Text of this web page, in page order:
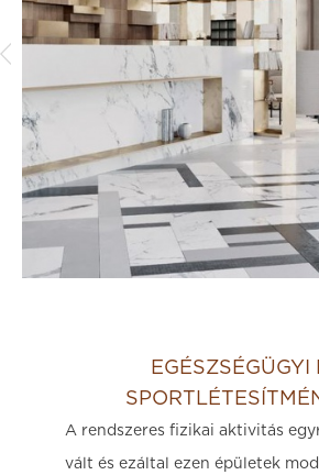
EGÉSZSÉGÜGYI
A rendszeres fizikai aktivitás
vált és ezáltal ezen épületek